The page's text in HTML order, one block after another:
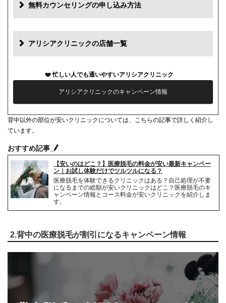
初診料 0円
再診料 0円
薬代 0円
シェービング代 0円
麻酔代 3,000円(必要な人のみ)
キャンセル料
解約事務手数料 無料
無料カウンセリングの申し込み方法
アリシアクリニックの店舗一覧
忙しい人でも通いやすいアリシアクリニック
アリシアクリニックのキャンペーン情報
背中以外の部位が安いクリニックについては、こちらの記事で詳しく紹介し
ています。
おすすめ記事
【安いのはどこ？】医療脱毛の料金が安い最新キャンペー
ン｜お試し体験だけでツルツルになる？
医療脱毛を体験できるクリニックはある？自己処理が不要
になるまでの総額が安いクリニックはどこ？医療脱毛のキ
ャンペーン情報とコース料金が安いクリニックを紹介しま
す。
2.背中の医療脱毛が割引になるキャンペーン情報